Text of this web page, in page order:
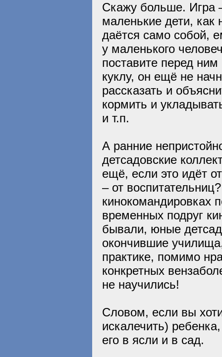
Скажу больше. Игра
маленькие дети, как
даётся само собой,
у маленького
поставите перед
куклу, он ещё не
рассказать и
кормить и
и т.п.
А ранние
детсадовские
ещё, если это идёт
– от
кинокомандировках
временных подруг
бывали, юные
окончившие
практике, помимо
конкретных
не научились!
Словом, если вы
искалечить)
его в ясли и в сад.